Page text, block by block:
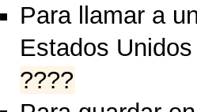
Para llamar a
Estados
????